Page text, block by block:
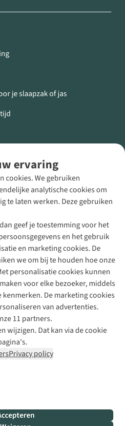
ervaring
cookies. We gebruiken
analytische cookies om
te laten werken. Deze gebruiken
geef je toestemming voor het
en het gebruik
en marketing cookies. De
we om bij te houden hoe onze
personalisatie cookies kunnen
voor elke bezoeker, middels
kenmerken. De marketing cookies
van advertenties.
11 partners.
wijzigen. Dat kan via de cookie
Privacy policy
je slaapzak of jas
Bever